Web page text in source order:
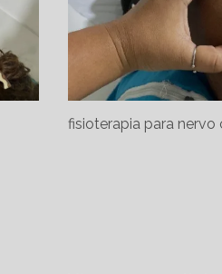
fisioterapia para nervo